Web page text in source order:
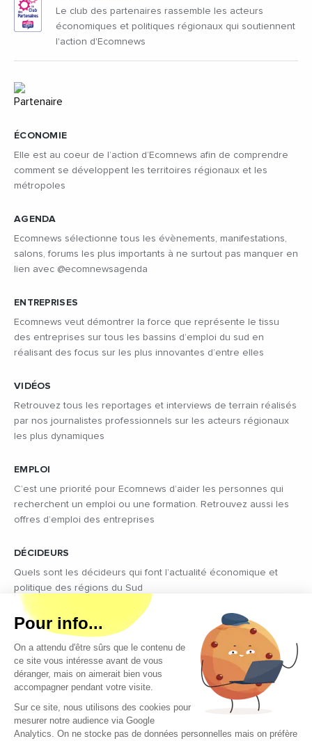
ÉCONOMIE
Elle est au coeur de l’action d’Ecomnews afin de comprendre
comment se développent les territoires régionaux et les
métropoles
AGENDA
Ecomnews sélectionne tous les évènements, manifestations,
salons, forums les plus importants à ne surtout pas manquer en
lien avec @ecomnewsagenda
ENTREPRISES
Ecomnews veut démontrer la force que représente le tissu
des entreprises sur tous les bassins d’emploi du sud en
réalisant des focus sur les plus innovantes d’entre elles
VIDÉOS
Retrouvez tous les reportages et interviews de terrain réalisés
par nos journalistes professionnels sur les acteurs régionaux
les plus dynamiques
EMPLOI
C’est une priorité pour Ecomnews d’aider les personnes qui
recherchent un emploi ou une formation. Retrouvez aussi les
offres d’emploi des entreprises
DÉCIDEURS
Quels sont les décideurs qui font l’actualité économique et
politique des régions du Sud
Le club des partenaires rassemble les acteurs
économiques et politiques régionaux qui soutiennent
l'action d'Ecomnews
Copyright © 2026 - Tous droits réservés
Qui sommes-nous ?
Contact